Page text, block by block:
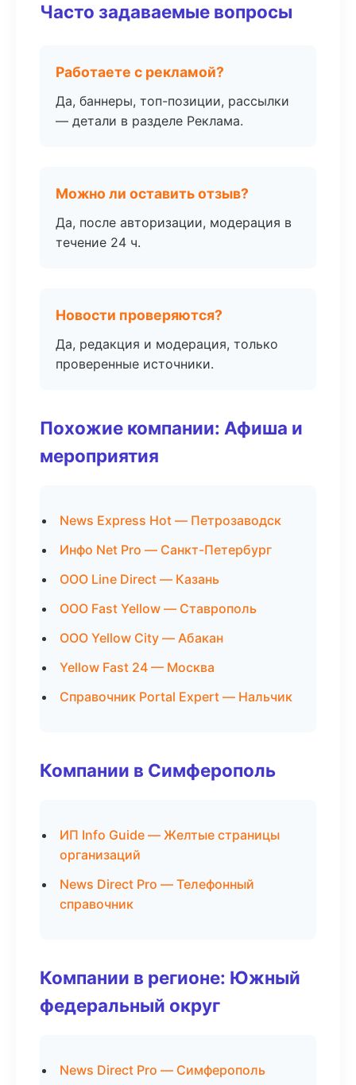
Часто задаваемые вопросы
Работаете с рекламой?
Да, баннеры, топ-позиции, рассылки
— детали в разделе Реклама.
Можно ли оставить отзыв?
Да, после авторизации, модерация в
течение 24 ч.
Новости проверяются?
Да, редакция и модерация, только
проверенные источники.
Похожие компании: Афиша и
мероприятия
News Express Hot — Петрозаводск
Инфо Net Pro — Санкт-Петербург
ООО Line Direct — Казань
ООО Fast Yellow — Ставрополь
ООО Yellow City — Абакан
Yellow Fast 24 — Москва
Справочник Portal Expert — Нальчик
Компании в Симферополь
ИП Info Guide — Желтые страницы
организаций
News Direct Pro — Телефонный
справочник
Компании в регионе: Южный
федеральный округ
News Direct Pro — Симферополь